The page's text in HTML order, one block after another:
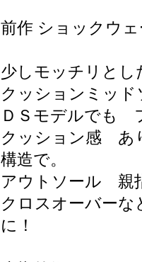
前作 ショックウ
少しモッチリと
クッションミッ
ＤＳモデルでも
クッション感
構造で。
アウトソール 親
クロスオーバー
に！